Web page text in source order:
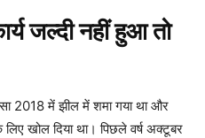
जल्दी नहीं हुआ तो
2018 में झील में शमा गया था और
खोल दिया था। पिछले वर्ष अक्टूबर